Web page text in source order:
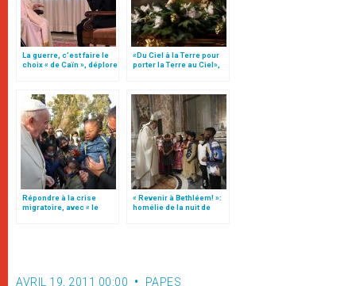
La guerre, c’est faire le
choix « de Caïn », déplore
«Du Ciel à la Terre pour
porter la Terre au Ciel»,
Répondre à la crise
migratoire, avec « le
« Revenir à Bethléem! »:
homélie de la nuit de
Noël (texte complet)
AVRIL 19, 2011 00:00 PAPES